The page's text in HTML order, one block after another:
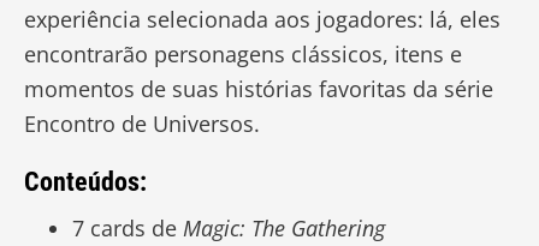
experiência selecionada aos jogadores: lá, eles
encontrarão personagens clássicos, itens e
momentos de suas histórias favoritas da série
Encontro de Universos.
Conteúdos:
7 cards de Magic: The Gathering